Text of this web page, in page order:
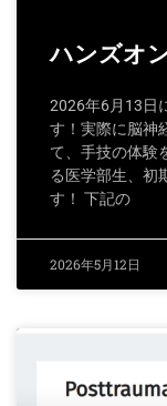
ハンズオ
2026年6月13日
す！実際に脳神
て、手技の体験
る医学部生、初
す！ 下記の
2026年5月12日